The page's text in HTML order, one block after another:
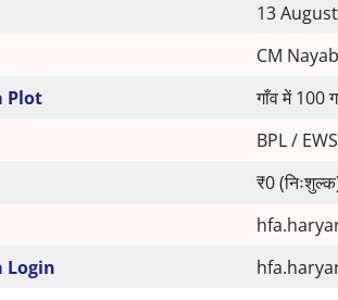
13
CM
Plot
गाँव में 100
BPL /
₹0
Login